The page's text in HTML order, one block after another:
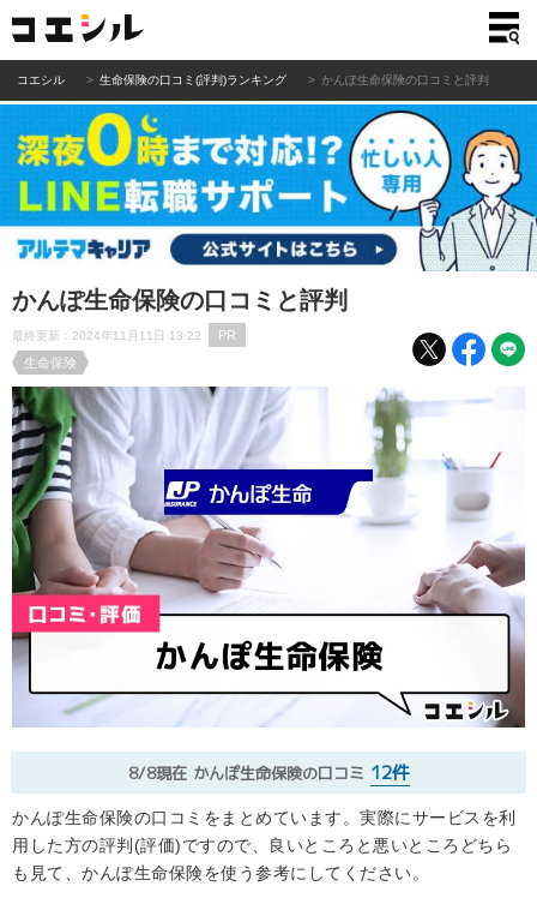
コエシル 生命保険の口コミ(評判)ランキング かんぽ生命保険の口コミと評判
かんぽ生命保険の口コミと評判
最終更新：2024年11月11日 13:22
PR
生命保険
8/8現在 かんぽ生命保険の口コミ 12件
かんぽ生命保険の口コミをまとめています。実際にサービスを利
用した方の評判(評価)ですので、良いところと悪いところどちら
も見て、かんぽ生命保険を使う参考にしてください。